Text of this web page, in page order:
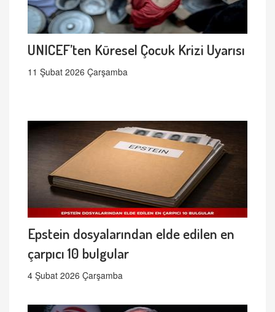
UNICEF’ten Küresel Çocuk Krizi Uyarısı
11 Şubat 2026 Çarşamba
Epstein dosyalarından elde edilen en
çarpıcı 10 bulgular
4 Şubat 2026 Çarşamba